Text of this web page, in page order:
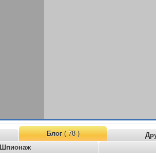
Блог( 78 )
Шпионаж